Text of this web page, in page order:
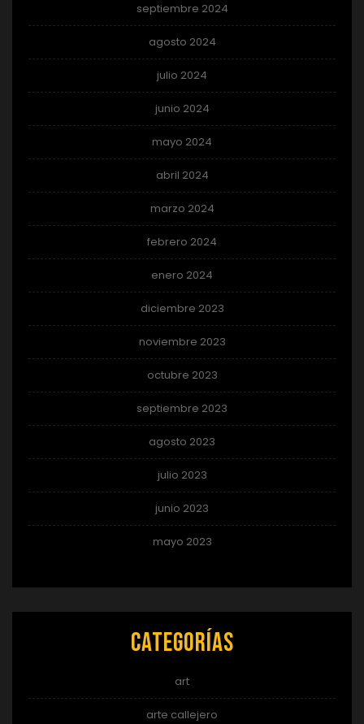
septiembre 2024
agosto 2024
julio 2024
junio 2024
mayo 2024
abril 2024
marzo 2024
febrero 2024
enero 2024
diciembre 2023
noviembre 2023
octubre 2023
septiembre 2023
agosto 2023
julio 2023
junio 2023
mayo 2023
Categorías
art
arte callejero